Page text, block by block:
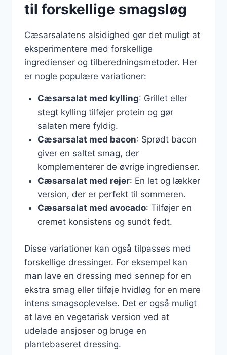
til forskellige smagsløg
Cæsarsalatens alsidighed gør det muligt at
eksperimentere med forskellige
ingredienser og tilberedningsmetoder. Her
er nogle populære variationer:
Cæsarsalat med kylling: Grillet eller
stegt kylling tilføjer protein og gør
salaten mere fyldig.
Cæsarsalat med bacon: Sprødt bacon
giver en saltet smag, der
komplementerer de øvrige ingredienser.
Cæsarsalat med rejer: En let og lækker
version, der er perfekt til sommeren.
Cæsarsalat med avocado: Tilføjer en
cremet konsistens og sundt fedt.
Disse variationer kan også tilpasses med
forskellige dressinger. For eksempel kan
man lave en dressing med sennep for en
ekstra smag eller tilføje hvidløg for en mere
intens smagsoplevelse. Det er også muligt
at lave en vegetarisk version ved at
udelade ansjoser og bruge en
plantebaseret dressing.